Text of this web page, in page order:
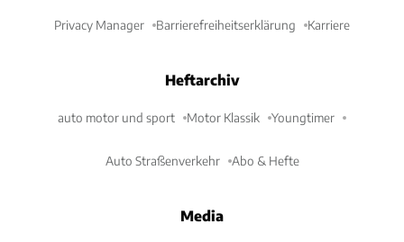
Privacy Manager Barrierefreiheitserklärung Karriere
Heftarchiv
auto motor und sport Motor Klassik Youngtimer
Auto Straßenverkehr Abo & Hefte
Media